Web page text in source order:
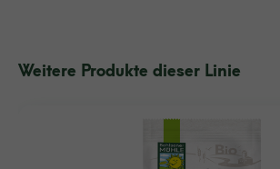
Weitere Produkte dieser Linie